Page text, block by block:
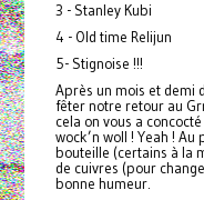
3 - Stanley Kubi
4 - Old time Relijun
5- Stignoise !!!
Après un mois et demi
fêter notre retour au
cela on vous a
wock’n woll ! Yeah !
bouteille (certains à la
de cuivres (pour
bonne humeur.